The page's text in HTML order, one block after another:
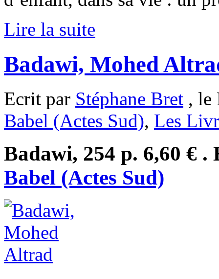
Lire la suite
Badawi, Mohed
Ecrit par Stéphane Bret , le
Babel (Actes Sud), Les
Badawi, 254 p. 6,60 €
Babel (Actes Sud)